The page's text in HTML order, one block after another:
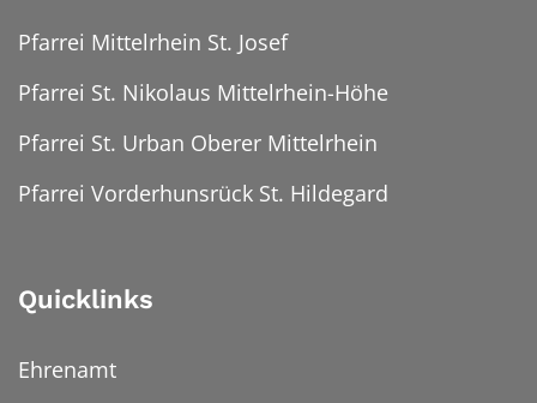
Pfarrei Mittelrhein St. Josef
Pfarrei St. Nikolaus Mittelrhein-Höhe
Pfarrei St. Urban Oberer Mittelrhein
Pfarrei Vorderhunsrück St. Hildegard
Quicklinks
Ehrenamt